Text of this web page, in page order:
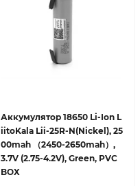
Аккумулятор 18650 Li-Ion L
iitoKala Lii-25R-N(Nickel), 25
00mah （2450-2650mah）,
3.7V (2.75-4.2V), Green, PVC
BOX